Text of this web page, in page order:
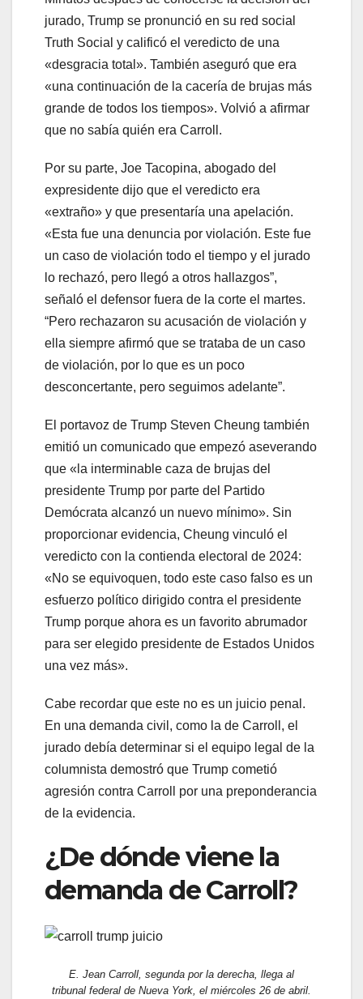
jurado, Trump se pronunció en su red social
Truth Social y calificó el veredicto de una
«desgracia total». También aseguró que era
«una continuación de la cacería de brujas más
grande de todos los tiempos». Volvió a afirmar
que no sabía quién era Carroll.
Por su parte, Joe Tacopina, abogado del
expresidente dijo que el veredicto era
«extraño» y que presentaría una apelación.
«Esta fue una denuncia por violación. Este fue
un caso de violación todo el tiempo y el jurado
lo rechazó, pero llegó a otros hallazgos”,
señaló el defensor fuera de la corte el martes.
“Pero rechazaron su acusación de violación y
ella siempre afirmó que se trataba de un caso
de violación, por lo que es un poco
desconcertante, pero seguimos adelante”.
El portavoz de Trump Steven Cheung también
emitió un comunicado que empezó aseverando
que «la interminable caza de brujas del
presidente Trump por parte del Partido
Demócrata alcanzó un nuevo mínimo». Sin
proporcionar evidencia, Cheung vinculó el
veredicto con la contienda electoral de 2024:
«No se equivoquen, todo este caso falso es un
esfuerzo político dirigido contra el presidente
Trump porque ahora es un favorito abrumador
para ser elegido presidente de Estados Unidos
una vez más».
Cabe recordar que este no es un juicio penal.
En una demanda civil, como la de Carroll, el
jurado debía determinar si el equipo legal de la
columnista demostró que Trump cometió
agresión contra Carroll por una preponderancia
de la evidencia.
¿De dónde viene la
demanda de Carroll?
E. Jean Carroll, segunda por la derecha, llega al
tribunal federal de Nueva York, el miércoles 26 de abril.